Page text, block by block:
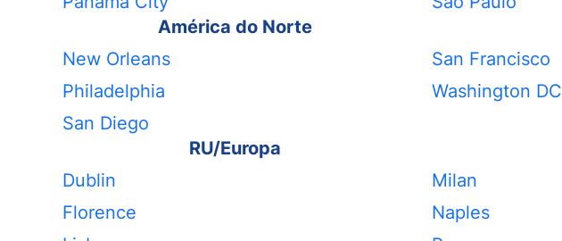
América do Norte
New Orleans
Philadelphia
San Diego
San Francisco
Washington DC
RU/Europa
Dublin
Florence
Milan
Naples